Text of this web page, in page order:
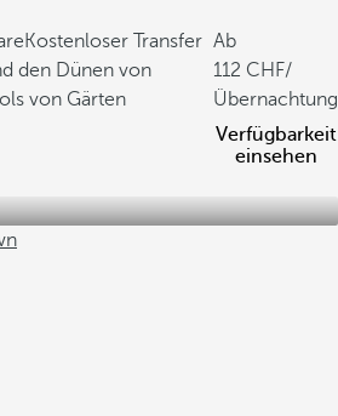
Kostenloser Transfer
den Dünen von
von Gärten
Ab
112
/
Übernachtung
Verfügbarkeit
einsehen